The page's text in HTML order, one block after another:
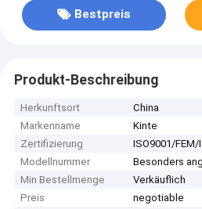
Bestpreis
Produkt-Beschreibung
Herkunftsort
China
Markenname
Kinte
Zertifizierung
ISO9001/FEM/
Modellnummer
Besonders
Min Bestellmenge
Verkäuflich
Preis
negotiable